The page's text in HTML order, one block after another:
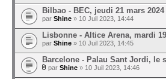
Bilbao - BEC, jeudi 21 mars 2024
par Shine » 10 Juil 2023, 14:44
Lisbonne - Altice Arena, mardi
par Shine » 10 Juil 2023, 14:45
Barcelone - Palau Sant Jordi, le
par Shine » 10 Juil 2023, 14:46